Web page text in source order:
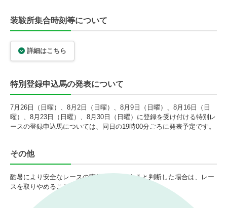
装鞍所集合時刻等について
詳細はこちら
特別登録申込馬の発表について
7月26日（日曜）、8月2日（日曜）、8月9日（日曜）、8月16日（日
曜）、8月23日（日曜）、8月30日（日曜）に登録を受け付ける特別レ
ースの登録申込馬については、同日の19時00分ごろに発表予定です。
その他
酷暑により安全なレースの実施が困難であると判断した場合は、レー
スを取りやめることがあります。